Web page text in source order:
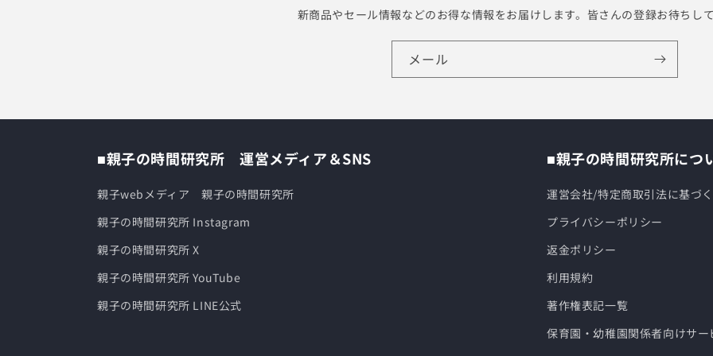
新商品やセール情報などのお得な情報をお届けします。皆さんの登録お待ちして
メール
■親子の時間研究所 運営メディア＆SNS
親子webメディア 親子の時間研究所
親子の時間研究所 Instagram
親子の時間研究所 X
親子の時間研究所 YouTube
親子の時間研究所 LINE公式
■親子の時間研究所につ
運営会社/特定商取引法に基づ
プライバシーポリシー
返金ポリシー
利用規約
著作権表記一覧
保育園・幼稚園関係者向けサー